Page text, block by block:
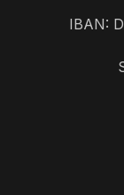
IBAN: